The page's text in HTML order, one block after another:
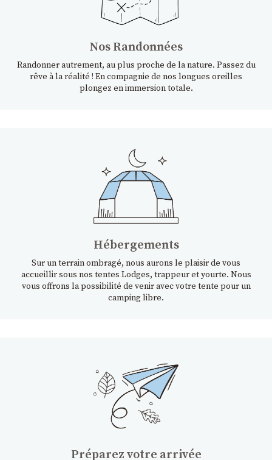
Nos Randonnées
Randonner autrement, au plus proche de la nature. Passez du
rêve à la réalité ! En compagnie de nos longues oreilles
plongez en immersion totale.
Hébergements
Sur un terrain ombragé, nous aurons le plaisir de vous
accueillir sous nos tentes Lodges, trappeur et yourte. Nous
vous offrons la possibilité de venir avec votre tente pour un
camping libre.
Préparez votre arrivée